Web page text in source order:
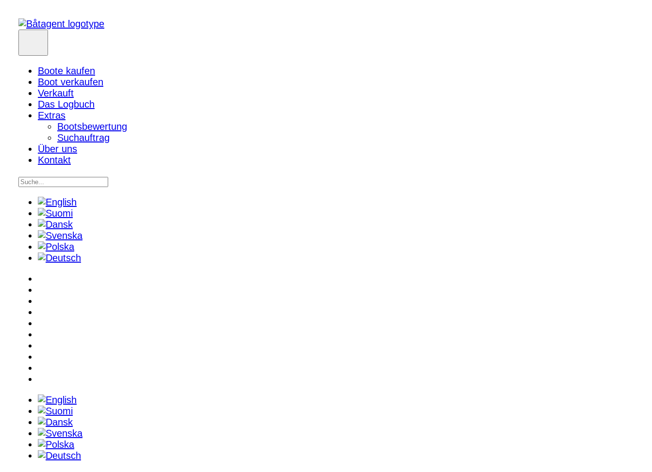
Boote kaufen
Boot verkaufen
Verkauft
Das Logbuch
Extras
Bootsbewertung
Suchauftrag
Über uns
Kontakt